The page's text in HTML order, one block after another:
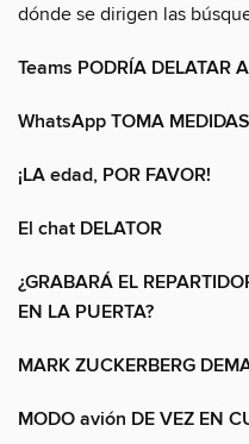
dónde se dirigen las
Teams PODRÍA DELATAR
WhatsApp TOMA MEDIDAS
¡LA edad, POR FAVOR!
El chat DELATOR
¿GRABARÁ EL
EN LA PUERTA?
MARK ZUCKERBERG
MODO avión DE VEZ EN